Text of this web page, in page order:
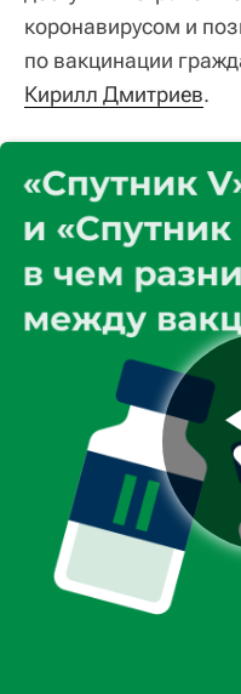
коронавирусом и
по вакцинации
Кирилл Дмитриев.